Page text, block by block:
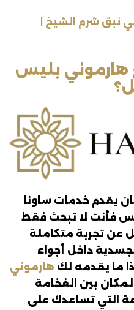
نبق شرم الشيخ |
هارموني بليس
يقدم خدمات ساونا
فأنت لا تبحث فقط
عن تجربة متكاملة
داخل أجواء
ما يقدمه لك هارموني
بين الفخامة
التي تساعدك على